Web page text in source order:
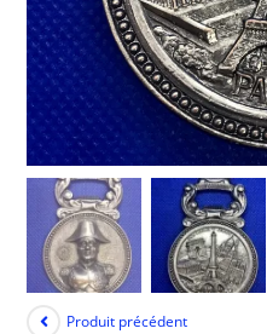
Produit précédent